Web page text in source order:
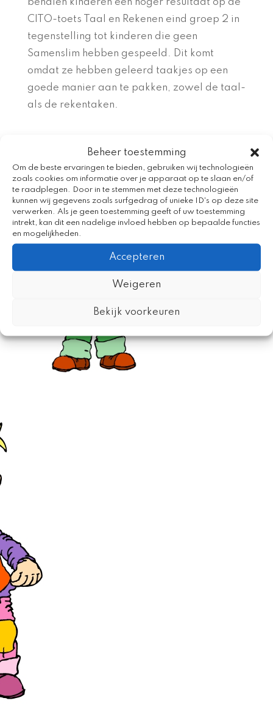
Beheer toestemming
Om de beste ervaringen te bieden, gebruiken wij technologieën
zoals cookies om informatie over je apparaat op te slaan en/of
te raadplegen. Door in te stemmen met deze technologieën
kunnen wij gegevens zoals surfgedrag of unieke ID's op deze site
verwerken. Als je geen toestemming geeft of uw toestemming
intrekt, kan dit een nadelige invloed hebben op bepaalde functies
en mogelijkheden.
Accepteren
Weigeren
Bekijk voorkeuren
behalen kinderen een hoger resultaat op de
CITO-toets Taal en Rekenen eind groep 2 in
tegenstelling tot kinderen die geen
Samenslim hebben gespeeld. Dit komt
omdat ze hebben geleerd taakjes op een
goede manier aan te pakken, zowel de taal-
als de rekentaken.